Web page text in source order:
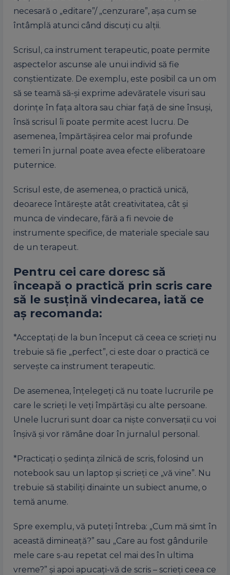
necesară o „editare”/ „cenzurare”, așa cum se
întâmplă atunci când discuți cu alții.
Scrisul, ca instrument terapeutic, poate permite
aspectelor ascunse ale unui individ să fie
conștientizate. De exemplu, este posibil ca un om
să se teamă să-și exprime adevăratele visuri sau
dorințe în fața altora sau chiar față de sine însuși,
însă scrisul îi poate permite acest lucru. De
asemenea, împărtășirea celor mai profunde
temeri în jurnal poate avea efecte eliberatoare
puternice.
Scrisul este, de asemenea, o practică unică,
deoarece întărește atât creativitatea, cât și
munca de vindecare, fără a fi nevoie de
instrumente specifice, de materiale speciale sau
de un terapeut.
Pentru cei care doresc să
înceapă o practică prin scris care
să le susțină vindecarea, iată ce
aș recomanda:
*Acceptați de la bun început că ceea ce scrieți nu
trebuie să fie „perfect”, ci este doar o practică ce
servește ca instrument terapeutic.
De asemenea, înțelegeți că nu toate lucrurile pe
care le scrieți le veți împărtăși cu alte persoane.
Unele lucruri sunt doar ca niște conversații cu voi
înșivă și vor rămâne doar în jurnalul personal.
*Practicați o ședința zilnică de scris, folosind un
notebook sau un laptop și scrieți ce „vă vine”. Nu
trebuie să stabiliți dinainte un subiect anume, o
temă anume.
Spre exemplu, vă puteți întreba: „Cum mă simt în
această dimineață?” sau „Care au fost gândurile
mele care s-au repetat cel mai des în ultima
vreme?” și apoi apucați-vă de scris – scrieți ceea ce